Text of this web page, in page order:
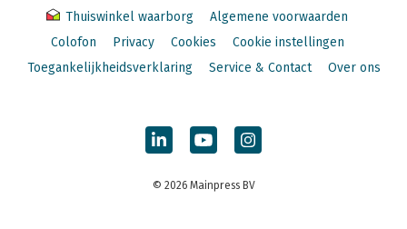
Thuiswinkel waarborg
Algemene voorwaarden
Colofon
Privacy Cookies
Cookie instellingen
Toegankelijkheidsverklaring
Service & Contact Over ons
© 2026 Mainpress BV